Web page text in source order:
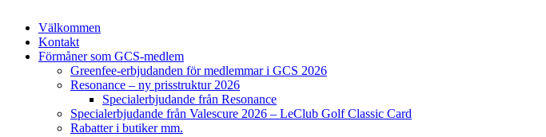
Välkommen
Kontakt
Förmåner som GCS-medlem
Greenfee-erbjudanden för medlemmar i GCS 2026
Resonance – ny prisstruktur 2026
Specialerbjudande från Resonance
Specialerbjudande från Valescure 2026 – LeClub Golf Classic Card
Rabatter i butiker mm.